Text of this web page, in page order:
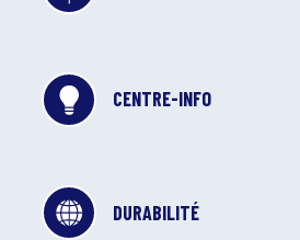
CENTRE-INFO
DURABILITÉ